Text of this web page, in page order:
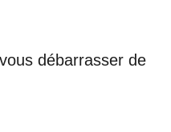
débarrasser de